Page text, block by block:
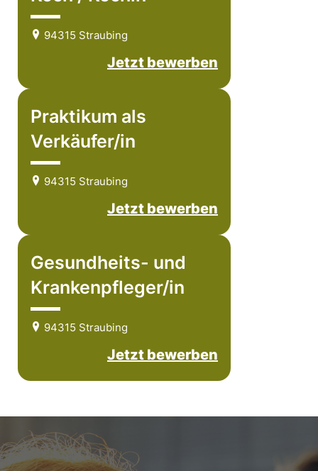
94315 Straubing
Jetzt bewerben
Praktikum als
Verkäufer/in
94315 Straubing
Jetzt bewerben
Gesundheits- und
Krankenpfleger/in
94315 Straubing
Jetzt bewerben